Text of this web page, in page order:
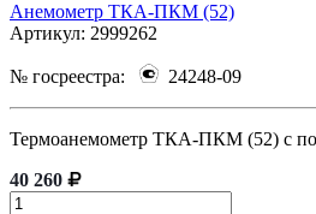
Анемометр ТКА-ПКМ (52)
Артикул: 2999262
№ госреестра: 24248-09
Термоанемометр ТКА-ПКМ (52) с
40 260